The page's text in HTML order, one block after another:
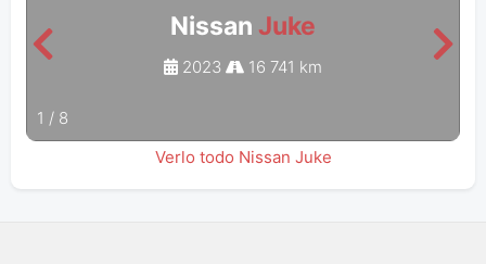
Nissan Juke
2023 16 741 km
1 / 8
Verlo todo Nissan Juke